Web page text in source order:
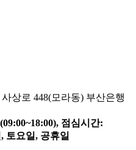
상로 448(모라동) 부산은행
점심시간:
토요일, 공휴일